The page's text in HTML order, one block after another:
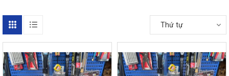
Thứ tự